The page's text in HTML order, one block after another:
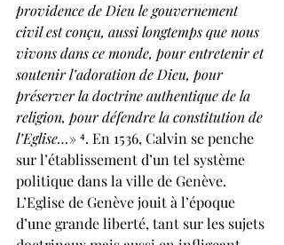
providence de Dieu le gouvernement
civil est conçu, aussi longtemps que nous
vivons dans ce monde, pour entretenir et
soutenir l’adoration de Dieu, pour
préserver la doctrine authentique de la
religion, pour défendre la constitution de
l’Eglise…» ⁴. En 1536, Calvin se penche
sur l’établissement d’un tel système
politique dans la ville de Genève.
L’Eglise de Genève jouit à l’époque
d’une grande liberté, tant sur les sujets